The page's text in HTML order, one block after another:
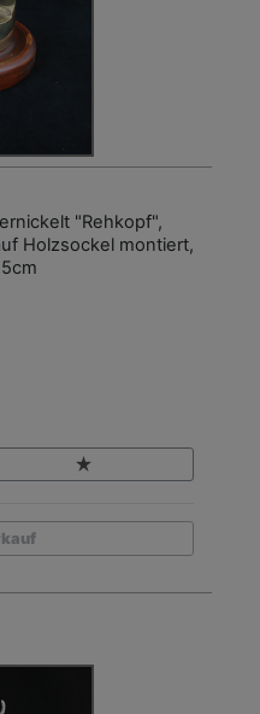
"Rehkopf",
Holzsockel montiert,